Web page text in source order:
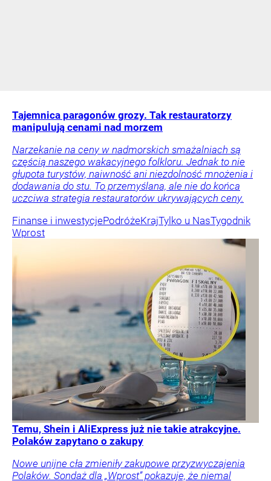
Tajemnica paragonów grozy. Tak restauratorzy
manipulują cenami nad morzem
Narzekanie na ceny w nadmorskich smażalniach są
częścią naszego wakacyjnego folkloru. Jednak to nie
głupota turystów, naiwność ani niezdolność mnożenia i
dodawania do stu. To przemyślana, ale nie do końca
uczciwa strategia restauratorów ukrywających ceny.
Finanse i inwestycjePodróżeKrajTylko u NasTygodnik
Wprost
Temu, Shein i AliExpress już nie takie atrakcyjne.
Polaków zapytano o zakupy
Nowe unijne cła zmieniły zakupowe przyzwyczajenia
Polaków. Sondaż dla „Wprost” pokazuje, że niemal